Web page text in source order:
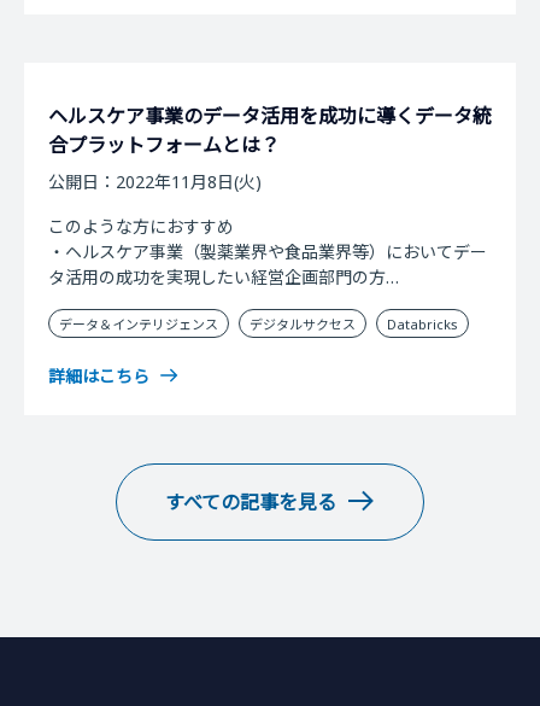
ヘルスケア事業のデータ活用を成功に導くデータ統
合プラットフォームとは？
公開日：2022年11月8日(火)
このような方におすすめ
・ヘルスケア事業（製薬業界や食品業界等）においてデー
タ活用の成功を実現したい経営企画部門の方
機械学習の具体事例の情報収集をしている事業部門の方
味のあるIT部門・DX推進部門の方
データ＆インテリジェンス デジタルサクセス Databricks
詳細はこちら
すべての記事を見る